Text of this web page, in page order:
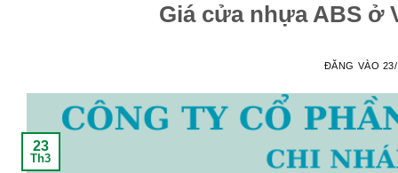
Giá cửa nhựa ABS ở
ĐĂNG VÀO
23
Th3